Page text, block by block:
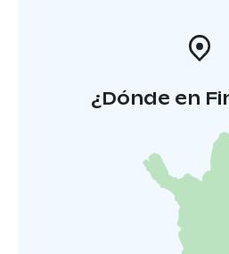
¿Dónde en